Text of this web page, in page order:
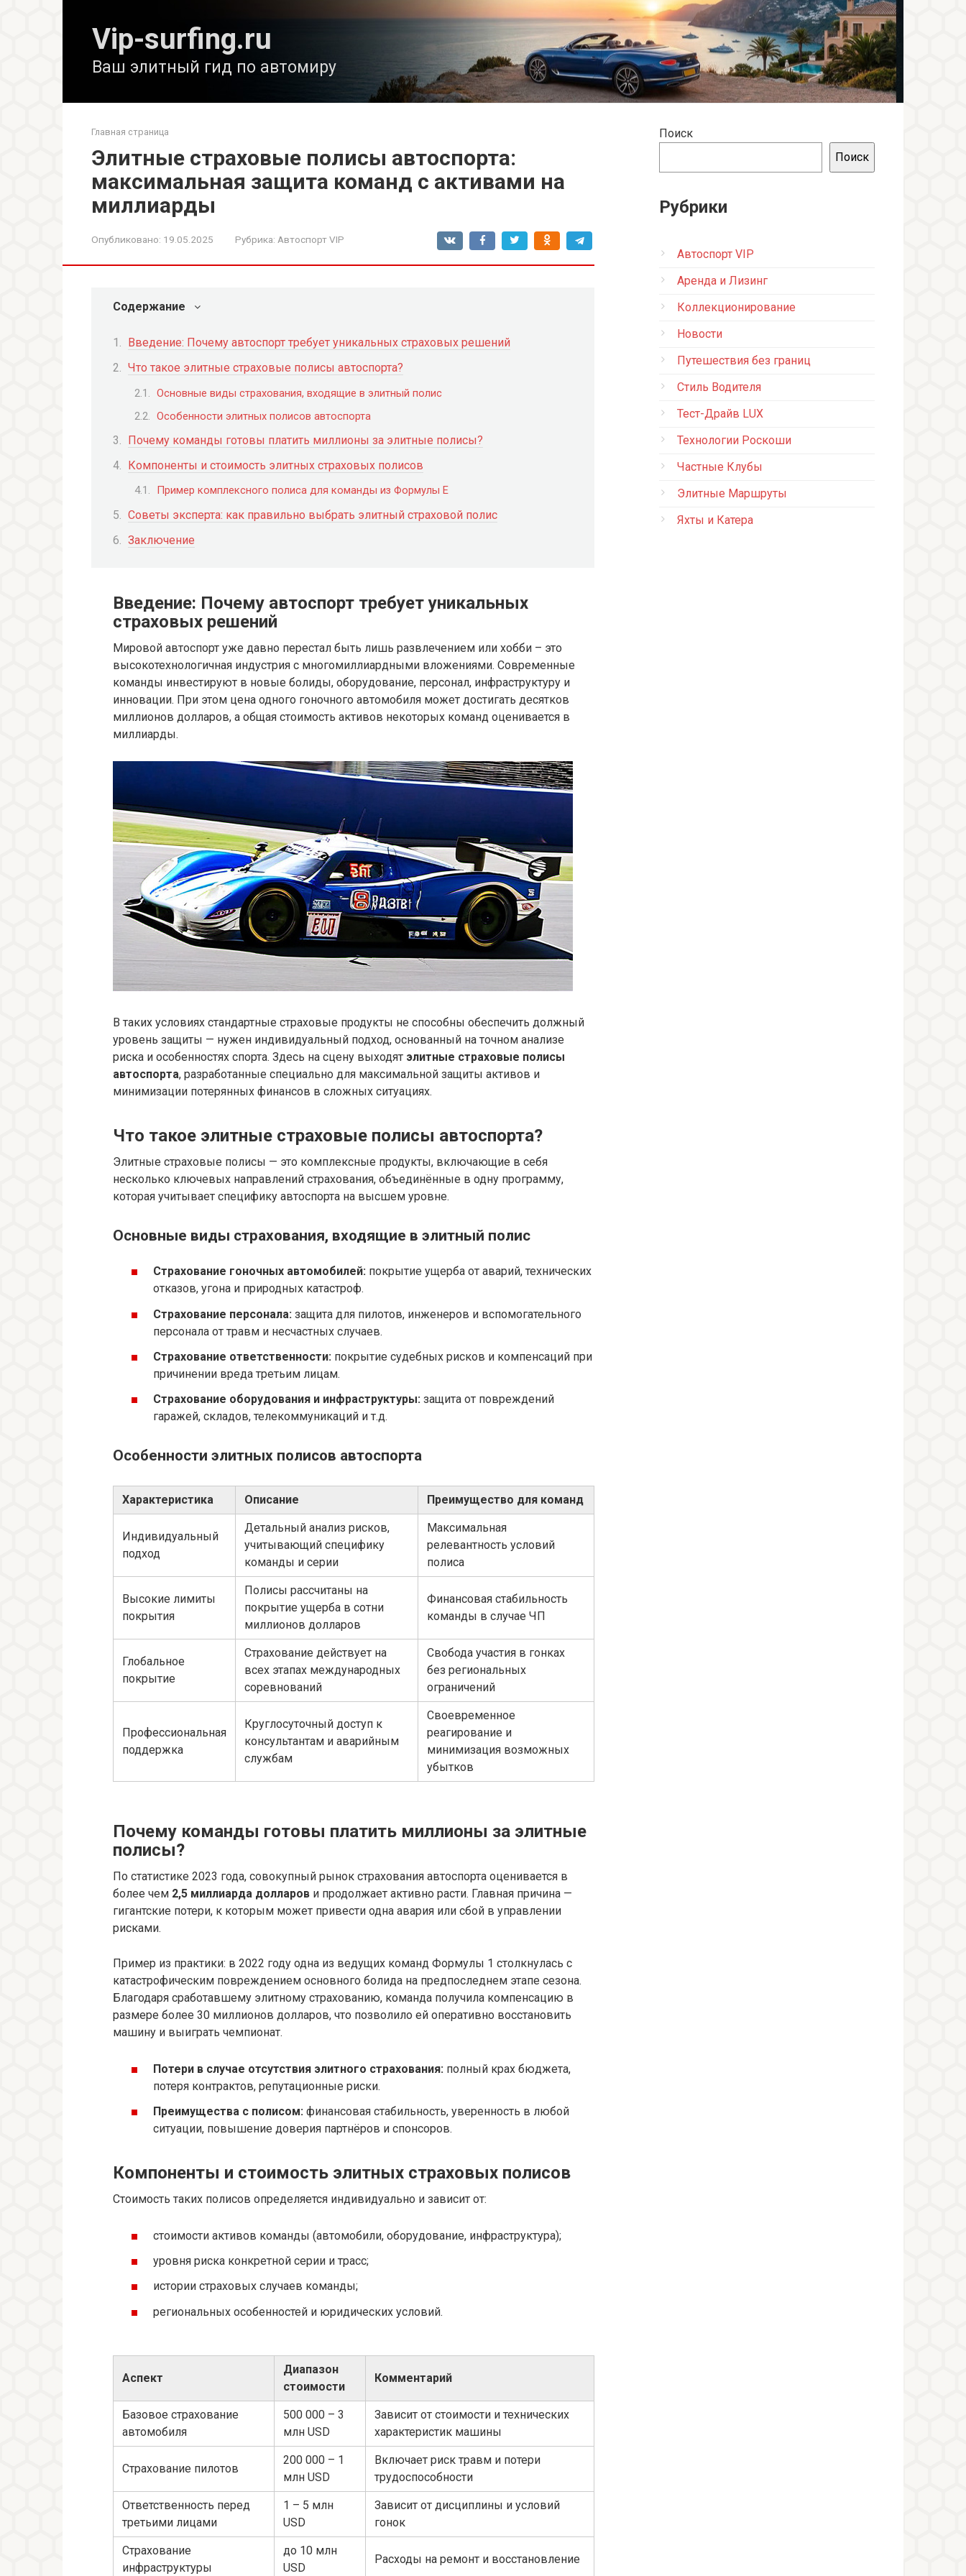
Vip-surfing.ru
Ваш элитный гид по автомиру
Главная страница
Элитные страховые полисы автоспорта:
максимальная защита команд с активами на
миллиарды
Опубликовано: 19.05.2025 Рубрика: Автоспорт VIP
Содержание
Введение: Почему автоспорт требует уникальных страховых решений
Что такое элитные страховые полисы автоспорта?
Основные виды страхования, входящие в элитный полис
Особенности элитных полисов автоспорта
Почему команды готовы платить миллионы за элитные полисы?
Компоненты и стоимость элитных страховых полисов
Пример комплексного полиса для команды из Формулы E
Советы эксперта: как правильно выбрать элитный страховой полис
Заключение
Введение: Почему автоспорт требует уникальных
страховых решений
Мировой автоспорт уже давно перестал быть лишь развлечением или хобби – это
высокотехнологичная индустрия с многомиллиардными вложениями. Современные
команды инвестируют в новые болиды, оборудование, персонал, инфраструктуру и
инновации. При этом цена одного гоночного автомобиля может достигать десятков
миллионов долларов, а общая стоимость активов некоторых команд оценивается в
миллиарды.
В таких условиях стандартные страховые продукты не способны обеспечить должный
уровень защиты — нужен индивидуальный подход, основанный на точном анализе
риска и особенностях спорта. Здесь на сцену выходят элитные страховые полисы
автоспорта, разработанные специально для максимальной защиты активов и
минимизации потерянных финансов в сложных ситуациях.
Что такое элитные страховые полисы автоспорта?
Элитные страховые полисы — это комплексные продукты, включающие в себя
несколько ключевых направлений страхования, объединённые в одну программу,
которая учитывает специфику автоспорта на высшем уровне.
Основные виды страхования, входящие в элитный полис
Страхование гоночных автомобилей: покрытие ущерба от аварий, технических
отказов, угона и природных катастроф.
Страхование персонала: защита для пилотов, инженеров и вспомогательного
персонала от травм и несчастных случаев.
Страхование ответственности: покрытие судебных рисков и компенсаций при
причинении вреда третьим лицам.
Страхование оборудования и инфраструктуры: защита от повреждений
гаражей, складов, телекоммуникаций и т.д.
Особенности элитных полисов автоспорта
Характеристика Описание Преимущество для команд
Индивидуальный
подход
Детальный анализ рисков,
учитывающий специфику
команды и серии
Максимальная
релевантность условий
полиса
Высокие лимиты
покрытия
Полисы рассчитаны на
покрытие ущерба в сотни
миллионов долларов
Финансовая стабильность
команды в случае ЧП
Глобальное
покрытие
Страхование действует на
всех этапах международных
соревнований
Свобода участия в гонках
без региональных
ограничений
Профессиональная
поддержка
Круглосуточный доступ к
консультантам и аварийным
службам
Своевременное
реагирование и
минимизация возможных
убытков
Почему команды готовы платить миллионы за элитные
полисы?
По статистике 2023 года, совокупный рынок страхования автоспорта оценивается в
более чем 2,5 миллиарда долларов и продолжает активно расти. Главная причина —
гигантские потери, к которым может привести одна авария или сбой в управлении
рисками.
Пример из практики: в 2022 году одна из ведущих команд Формулы 1 столкнулась с
катастрофическим повреждением основного болида на предпоследнем этапе сезона.
Благодаря сработавшему элитному страхованию, команда получила компенсацию в
размере более 30 миллионов долларов, что позволило ей оперативно восстановить
машину и выиграть чемпионат.
Потери в случае отсутствия элитного страхования: полный крах бюджета,
потеря контрактов, репутационные риски.
Преимущества с полисом: финансовая стабильность, уверенность в любой
ситуации, повышение доверия партнёров и спонсоров.
Компоненты и стоимость элитных страховых полисов
Стоимость таких полисов определяется индивидуально и зависит от:
стоимости активов команды (автомобили, оборудование, инфраструктура);
уровня риска конкретной серии и трасс;
истории страховых случаев команды;
региональных особенностей и юридических условий.
Аспект
Диапазон
стоимости
Комментарий
Базовое страхование
автомобиля
500 000 – 3
млн USD
Зависит от стоимости и технических
характеристик машины
Страхование пилотов
200 000 – 1
млн USD
Включает риск травм и потери
трудоспособности
Ответственность перед
третьими лицами
1 – 5 млн
USD
Зависит от дисциплины и условий
гонок
Страхование
инфраструктуры
до 10 млн
USD
Расходы на ремонт и восстановление
Поиск
Поиск
Рубрики
Автоспорт VIP
Аренда и Лизинг
Коллекционирование
Новости
Путешествия без границ
Стиль Водителя
Тест-Драйв LUX
Технологии Роскоши
Частные Клубы
Элитные Маршруты
Яхты и Катера